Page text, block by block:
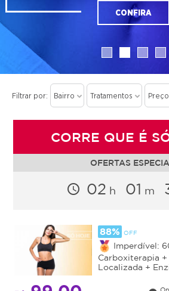
CONFIRA
Filtrar por: Bairro Tratamentos Preço
CORRE QUE É
OFERTAS
access_time 02 01
88% OFF
Imperdível:
Carboxiterapia
Localizada +